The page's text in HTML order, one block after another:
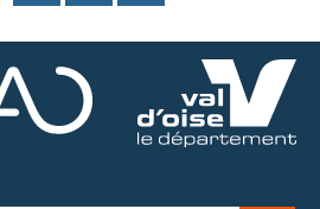
FACEBOOK
MAIL